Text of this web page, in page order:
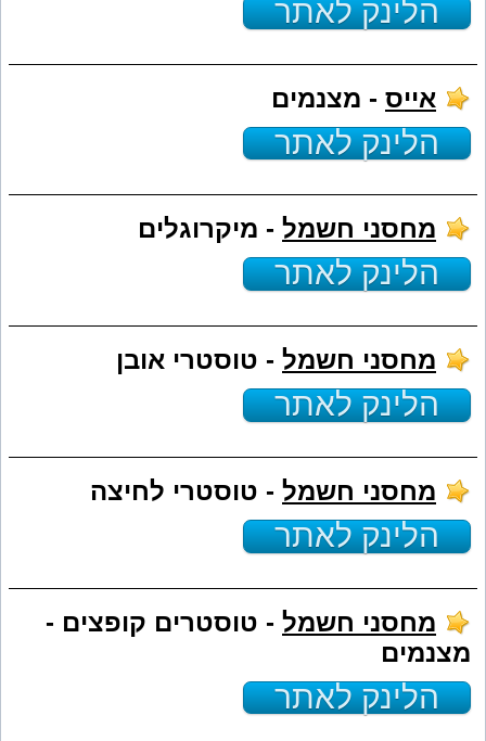
הלינק לאתר
אייס - מצנמים
הלינק לאתר
מחסני חשמל - מיקרוגלים
הלינק לאתר
מחסני חשמל - טוסטרי אובן
הלינק לאתר
מחסני חשמל - טוסטרי לחיצה
הלינק לאתר
מחסני חשמל - טוסטרים קופצים -
מצנמים
הלינק לאתר